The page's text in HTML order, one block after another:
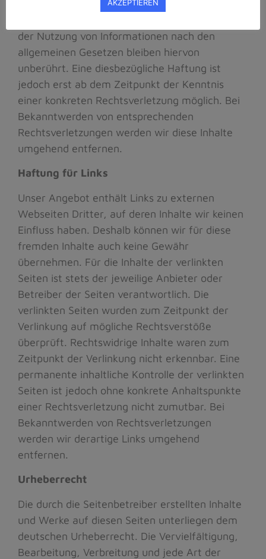
die auf eine rechtswidrige Tätigkeit hinweisen.
der Nutzung von Informationen nach den
allgemeinen Gesetzen bleiben hiervon
unberührt. Eine diesbezügliche Haftung ist
jedoch erst ab dem Zeitpunkt der Kenntnis
einer konkreten Rechtsverletzung möglich. Bei
Bekanntwerden von entsprechenden
Rechtsverletzungen werden wir diese Inhalte
umgehend entfernen.
Haftung für Links
Unser Angebot enthält Links zu externen
Webseiten Dritter, auf deren Inhalte wir keinen
Einfluss haben. Deshalb können wir für diese
fremden Inhalte auch keine Gewähr
übernehmen. Für die Inhalte der verlinkten
Seiten ist stets der jeweilige Anbieter oder
Betreiber der Seiten verantwortlich. Die
verlinkten Seiten wurden zum Zeitpunkt der
Verlinkung auf mögliche Rechtsverstöße
überprüft. Rechtswidrige Inhalte waren zum
Zeitpunkt der Verlinkung nicht erkennbar. Eine
permanente inhaltliche Kontrolle der verlinkten
Seiten ist jedoch ohne konkrete Anhaltspunkte
einer Rechtsverletzung nicht zumutbar. Bei
Bekanntwerden von Rechtsverletzungen
werden wir derartige Links umgehend
entfernen.
Urheberrecht
Die durch die Seitenbetreiber erstellten Inhalte
und Werke auf diesen Seiten unterliegen dem
deutschen Urheberrecht. Die Vervielfältigung,
Bearbeitung, Verbreitung und jede Art der
AKZEPTIEREN